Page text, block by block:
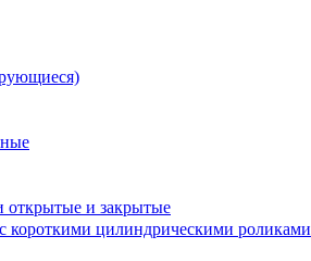
и закрытые
цилиндрическими роликами